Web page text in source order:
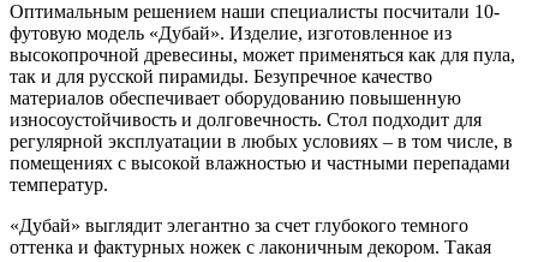
Оптимальным решением наши специалисты посчитали 10-
футовую модель «Дубай». Изделие, изготовленное из
высокопрочной древесины, может применяться как для пула,
так и для русской пирамиды. Безупречное качество
материалов обеспечивает оборудованию повышенную
износоустойчивость и долговечность. Стол подходит для
регулярной эксплуатации в любых условиях – в том числе, в
помещениях с высокой влажностью и частными перепадами
температур.
«Дубай» выглядит элегантно за счет глубокого темного
оттенка и фактурных ножек с лаконичным декором. Такая